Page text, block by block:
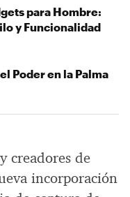
creadores de
incorporación
para Hombre:
y Funcionalidad
Poder en la Palma